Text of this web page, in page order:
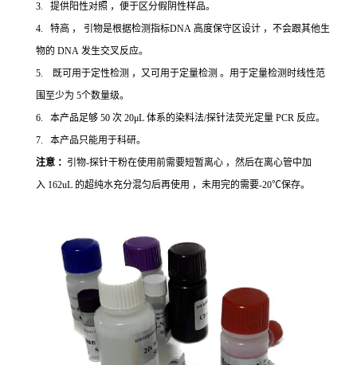
3. 提供阳性对照 ，便于区分假阴性样品。
4. 特高 ， 引物是根据检测指标DNA 高度保守区设计 ，不会跟其他生
物的 DNA 发生交叉反应。
5. 既可用于定性检测 ，又可用于定量检测 。用于定量检测时线性范
围至少为 5个数量级。
6. 本产品足够 50 次 20μL 体系的染料法/探针法荧光定量 PCR 反应。
7. 本产品只能用于科研。
注意 ： 引物-探针干粉在使用前需要短暂离心 ，然后在离心管中加
入 162uL 的超纯水充分混匀后再使用 ，未用完的需要-20℃保存。